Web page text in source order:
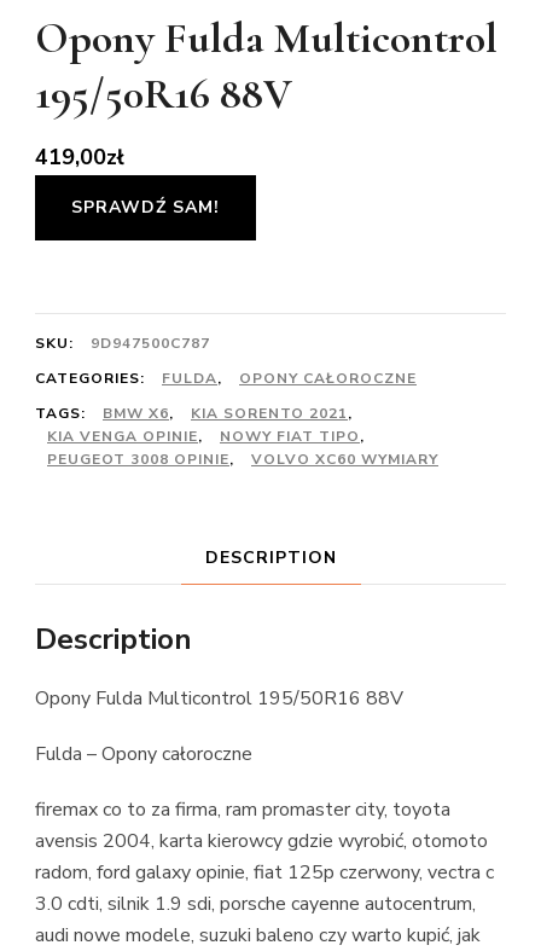
Opony Fulda Multicontrol
195/50R16 88V
419,00zł
SPRAWDŹ SAM!
SKU:
9D947500C787
CATEGORIES:
FULDA,
OPONY CAŁOROCZNE
TAGS:
BMW X6, KIA SORENTO 2021,
KIA VENGA OPINIE, NOWY FIAT TIPO,
PEUGEOT 3008 OPINIE, VOLVO XC60 WYMIARY
DESCRIPTION
Description
Opony Fulda Multicontrol 195/50R16 88V
Fulda – Opony całoroczne
firemax co to za firma, ram promaster city, toyota
avensis 2004, karta kierowcy gdzie wyrobić, otomoto
radom, ford galaxy opinie, fiat 125p czerwony, vectra c
3.0 cdti, silnik 1.9 sdi, porsche cayenne autocentrum,
audi nowe modele, suzuki baleno czy warto kupić, jak